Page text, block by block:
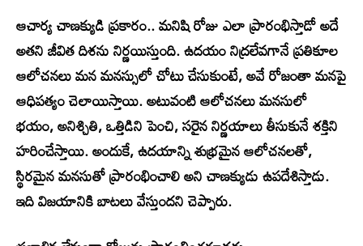
ఆచార్య చాణక్యుడి ప్రకారం.. మనిషి రోజు ఎలా ప్రారంభిస్తాడో అదే
అతని జీవిత దిశను నిర్ణయిస్తుంది. ఉదయం నిద్రలేవగానే ప్రతికూల
ఆలోచనలు మన మనస్సులో చోటు చేసుకుంటే, అవే రోజంతా మనపై
ఆధిపత్యం చెలాయిస్తాయి. అటువంటి ఆలోచనలు మనసులో
భయం, అనిశ్చితి, ఒత్తిడిని పెంచి, సరైన నిర్ణయాలు తీసుకునే శక్తిని
హరించేస్తాయి. అందుకే, ఉదయాన్ని శుభ్రమైన ఆలోచనలతో,
స్థిరమైన మనసుతో ప్రారంభించాలి అని చాణక్యుడు ఉపదేశిస్తాడు.
ఇది విజయానికి బాటలు వేస్తుందని చెప్పారు.